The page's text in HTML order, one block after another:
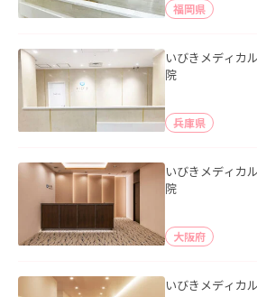
福岡県
いびきメディカ
院
兵庫県
いびきメディカ
院
大阪府
いびきメディカ